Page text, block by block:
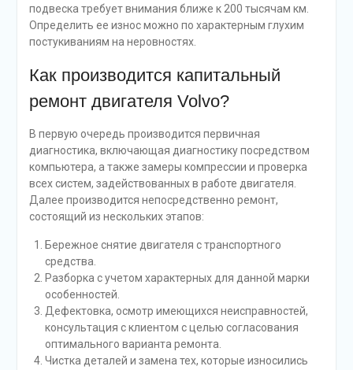
подвеска требует внимания ближе к 200 тысячам км.
Определить ее износ можно по характерным глухим
постукиваниям на неровностях.
Как производится капитальный
ремонт двигателя Volvo?
В первую очередь производится первичная
диагностика, включающая диагностику посредством
компьютера, а также замеры компрессии и проверка
всех систем, задействованных в работе двигателя.
Далее производится непосредственно ремонт,
состоящий из нескольких этапов:
Бережное снятие двигателя с транспортного
средства.
Разборка с учетом характерных для данной марки
особенностей.
Дефектовка, осмотр имеющихся неисправностей,
консультация с клиентом с целью согласования
оптимального варианта ремонта.
Чистка деталей и замена тех, которые износились